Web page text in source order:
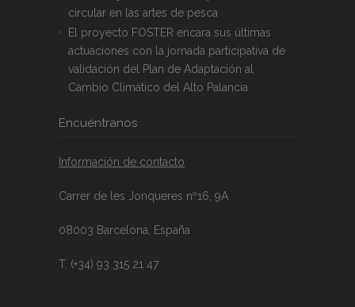
circular en las artes de pesca
El proyecto FOSTER encara sus últimas
actuaciones con la jornada participativa de
validación del Plan de Adaptación al
Cambio Climático del Alto Palancia
Encuéntranos
Información de contacto
Carrer de les Jonqueres nº16, 9A
08003 Barcelona, España
T. (+34) 93 315 21 47